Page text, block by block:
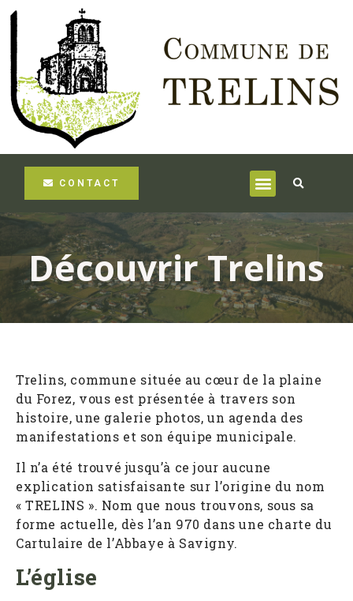
CONTACT
Découvrir Trelins
Trelins, commune située au cœur de la plaine
du Forez, vous est présentée à travers son
histoire, une galerie photos, un agenda des
manifestations et son équipe municipale.
Il n’a été trouvé jusqu’à ce jour aucune
explication satisfaisante sur l’origine du nom
« TRELINS ». Nom que nous trouvons, sous sa
forme actuelle, dès l’an 970 dans une charte du
Cartulaire de l’Abbaye à Savigny.
L’église